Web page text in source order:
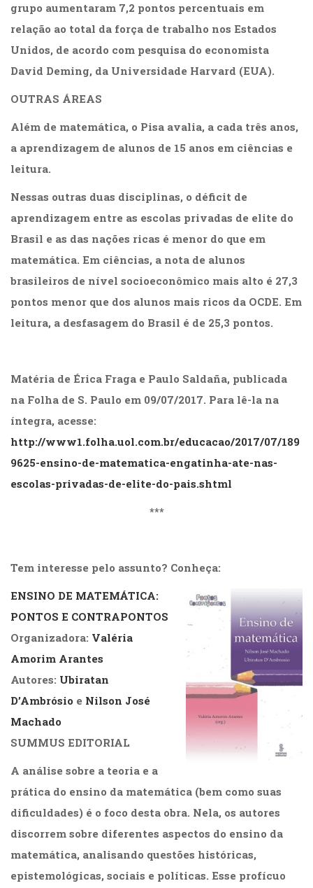
grupo aumentaram 7,2 pontos percentuais em
relação ao total da força de trabalho nos Estados
Unidos, de acordo com pesquisa do economista
David Deming, da Universidade Harvard (EUA).
OUTRAS ÁREAS
Além de matemática, o Pisa avalia, a cada três anos,
a aprendizagem de alunos de 15 anos em ciências e
leitura.
Nessas outras duas disciplinas, o déficit de
aprendizagem entre as escolas privadas de elite do
Brasil e as das nações ricas é menor do que em
matemática. Em ciências, a nota de alunos
brasileiros de nível socioeconômico mais alto é 27,3
pontos menor que dos alunos mais ricos da OCDE. Em
leitura, a desfasagem do Brasil é de 25,3 pontos.
Matéria de Érica Fraga e Paulo Saldaña, publicada
na Folha de S. Paulo em 09/07/2017. Para lê-la na
íntegra, acesse:
http://www1.folha.uol.com.br/educacao/2017/07/189
9625-ensino-de-matematica-engatinha-ate-nas-
escolas-privadas-de-elite-do-pais.shtml
***
Tem interesse pelo assunto? Conheça:
ENSINO DE MATEMÁTICA:
PONTOS E CONTRAPONTOS
Organizadora: Valéria
Amorim Arantes
Autores: Ubiratan
D’Ambrósio e Nilson José
Machado
SUMMUS EDITORIAL
A análise sobre a teoria e a
prática do ensino da matemática (bem como suas
dificuldades) é o foco desta obra. Nela, os autores
discorrem sobre diferentes aspectos do ensino da
matemática, analisando questões históricas,
epistemológicas, sociais e políticas. Esse profícuo